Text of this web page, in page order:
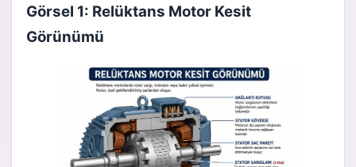
Görsel 1: Relüktans Motor Kesit
Görünümü